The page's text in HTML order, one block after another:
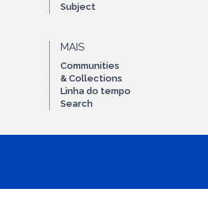
Subject
MAIS
Communities
& Collections
Linha do tempo
Search